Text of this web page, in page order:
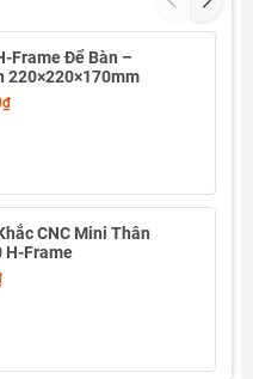
thau, thép không gỉ
cơ khí chính xác
Frame Để Bàn –
220×220×170mm
CNC Mini Thân
H-Frame